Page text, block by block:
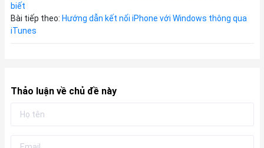
biết
Bài tiếp theo: Hướng dẫn kết nối iPhone với Windows thông qua
iTunes
Thảo luận về chủ đề này